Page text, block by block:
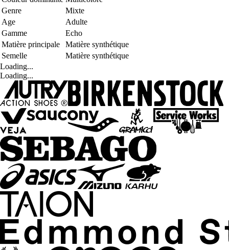
Genre
Mixte
Age
Adulte
Gamme
Echo
Matière principale
Matière synthétique
Semelle
Matière synthétique
Loading...
Loading...